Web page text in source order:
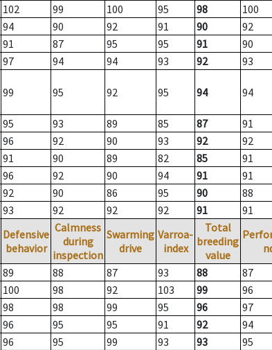
102 99 100 95 98
100
94 90 92 91 90
92
91 87 95 95 91
90
97 94 94 93 92 93
99 95 92 95 94 94
95 93 89 85 87
91
96 92 90 93 92
92
91 90 89 82 85
91
96 92 90 94 91
91
92 90 86 95 90
88
93 92 92 92 91 91
Defensive
behavior
Calmness
during
inspection
Swarming
drive
Varroa-
index
Total
breeding
value
89 88 87 93 88
87
100 98 92 103 99
96
98 98 99 95 96
97
96 95 95 91 92
94
96 95 99 93 93
95